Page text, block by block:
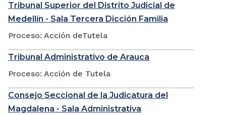
Tribunal Superior del Distrito Judicial de
Medellín - Sala Tercera Dicción Familia
Proceso: Acción deTutela
Tribunal Administrativo de Arauca
Proceso: Acción de Tutela
Consejo Seccional de la Judicatura del
Magdalena - Sala Administrativa